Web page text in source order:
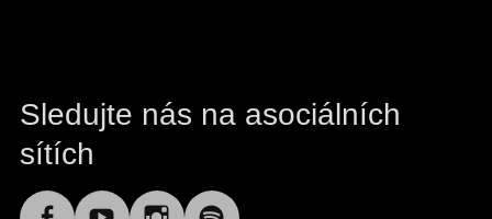
Sledujte nás na asociálních
sítích